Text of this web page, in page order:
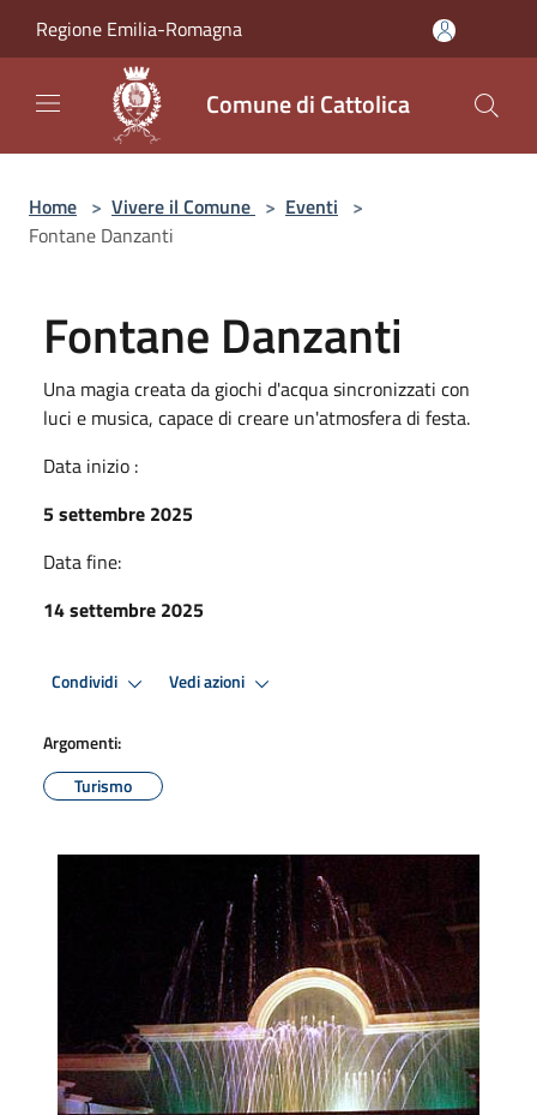
Regione Emilia-Romagna
Comune di Cattolica
Home > Vivere il Comune > Eventi >
Fontane Danzanti
Fontane Danzanti
Una magia creata da giochi d'acqua sincronizzati con
luci e musica, capace di creare un'atmosfera di festa.
Data inizio :
5 settembre 2025
Data fine:
14 settembre 2025
Condividi Vedi azioni
Argomenti:
Turismo